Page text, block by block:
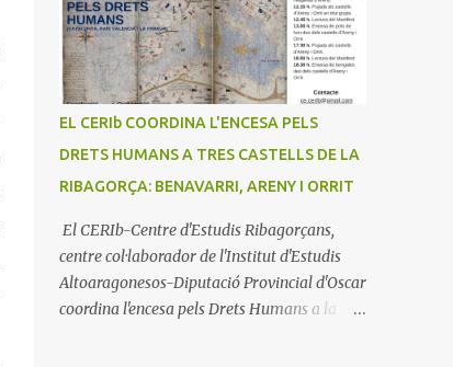
EL CERIb COORDINA L'ENCESA PELS
DRETS HUMANS A TRES CASTELLS DE LA
RIBAGORÇA: BENAVARRI, ARENY I ORRIT
El CERIb-Centre d'Estudis Ribagorçans,
centre col·laborador de l'Institut d'Estudis
Altoaragonesos-Diputació Provincial d'Oscar
coordina l'encesa pels Drets Humans a la